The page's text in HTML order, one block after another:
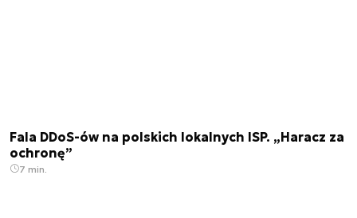
Fala DDoS-ów na polskich lokalnych ISP. „Haracz za
ochronę”
7 min.